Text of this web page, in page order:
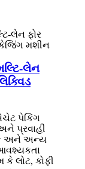
લેન
પેકિંગ
પ્રવાહી
અને અન્ય
લોટ, કોફી